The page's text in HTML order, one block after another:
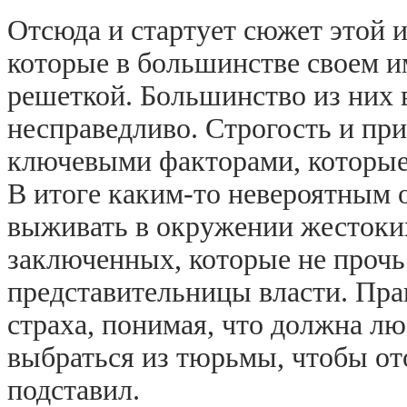
Отсюда и стартует сюжет
которые в большинстве своем
решеткой. Большинство из
несправедливо. Строгость и
ключевыми факторами,
В итоге каким-то
выживать в окружении
заключенных, которые не
представительницы власти.
страха, понимая, что должна
выбраться из тюрьмы, чтобы
подставил.